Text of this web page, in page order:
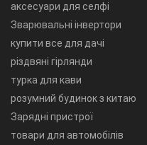
аксесуари для селфі
Зварювальні інвертори
купити все для дачі
різдвяні гірлянди
турка для кави
розумний будинок з китаю
Зарядні пристрої
товари для автомобілів